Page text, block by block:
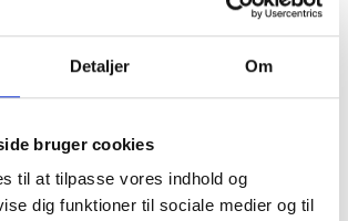
Detaljer Om
bruger cookies
til at tilpasse vores indhold og
dig funktioner til sociale medier og til
om samarbejde med og
Rikke Lønne 33 76 20 72,
nærmere om socialøkonomi i
BL’s hjemmeside.